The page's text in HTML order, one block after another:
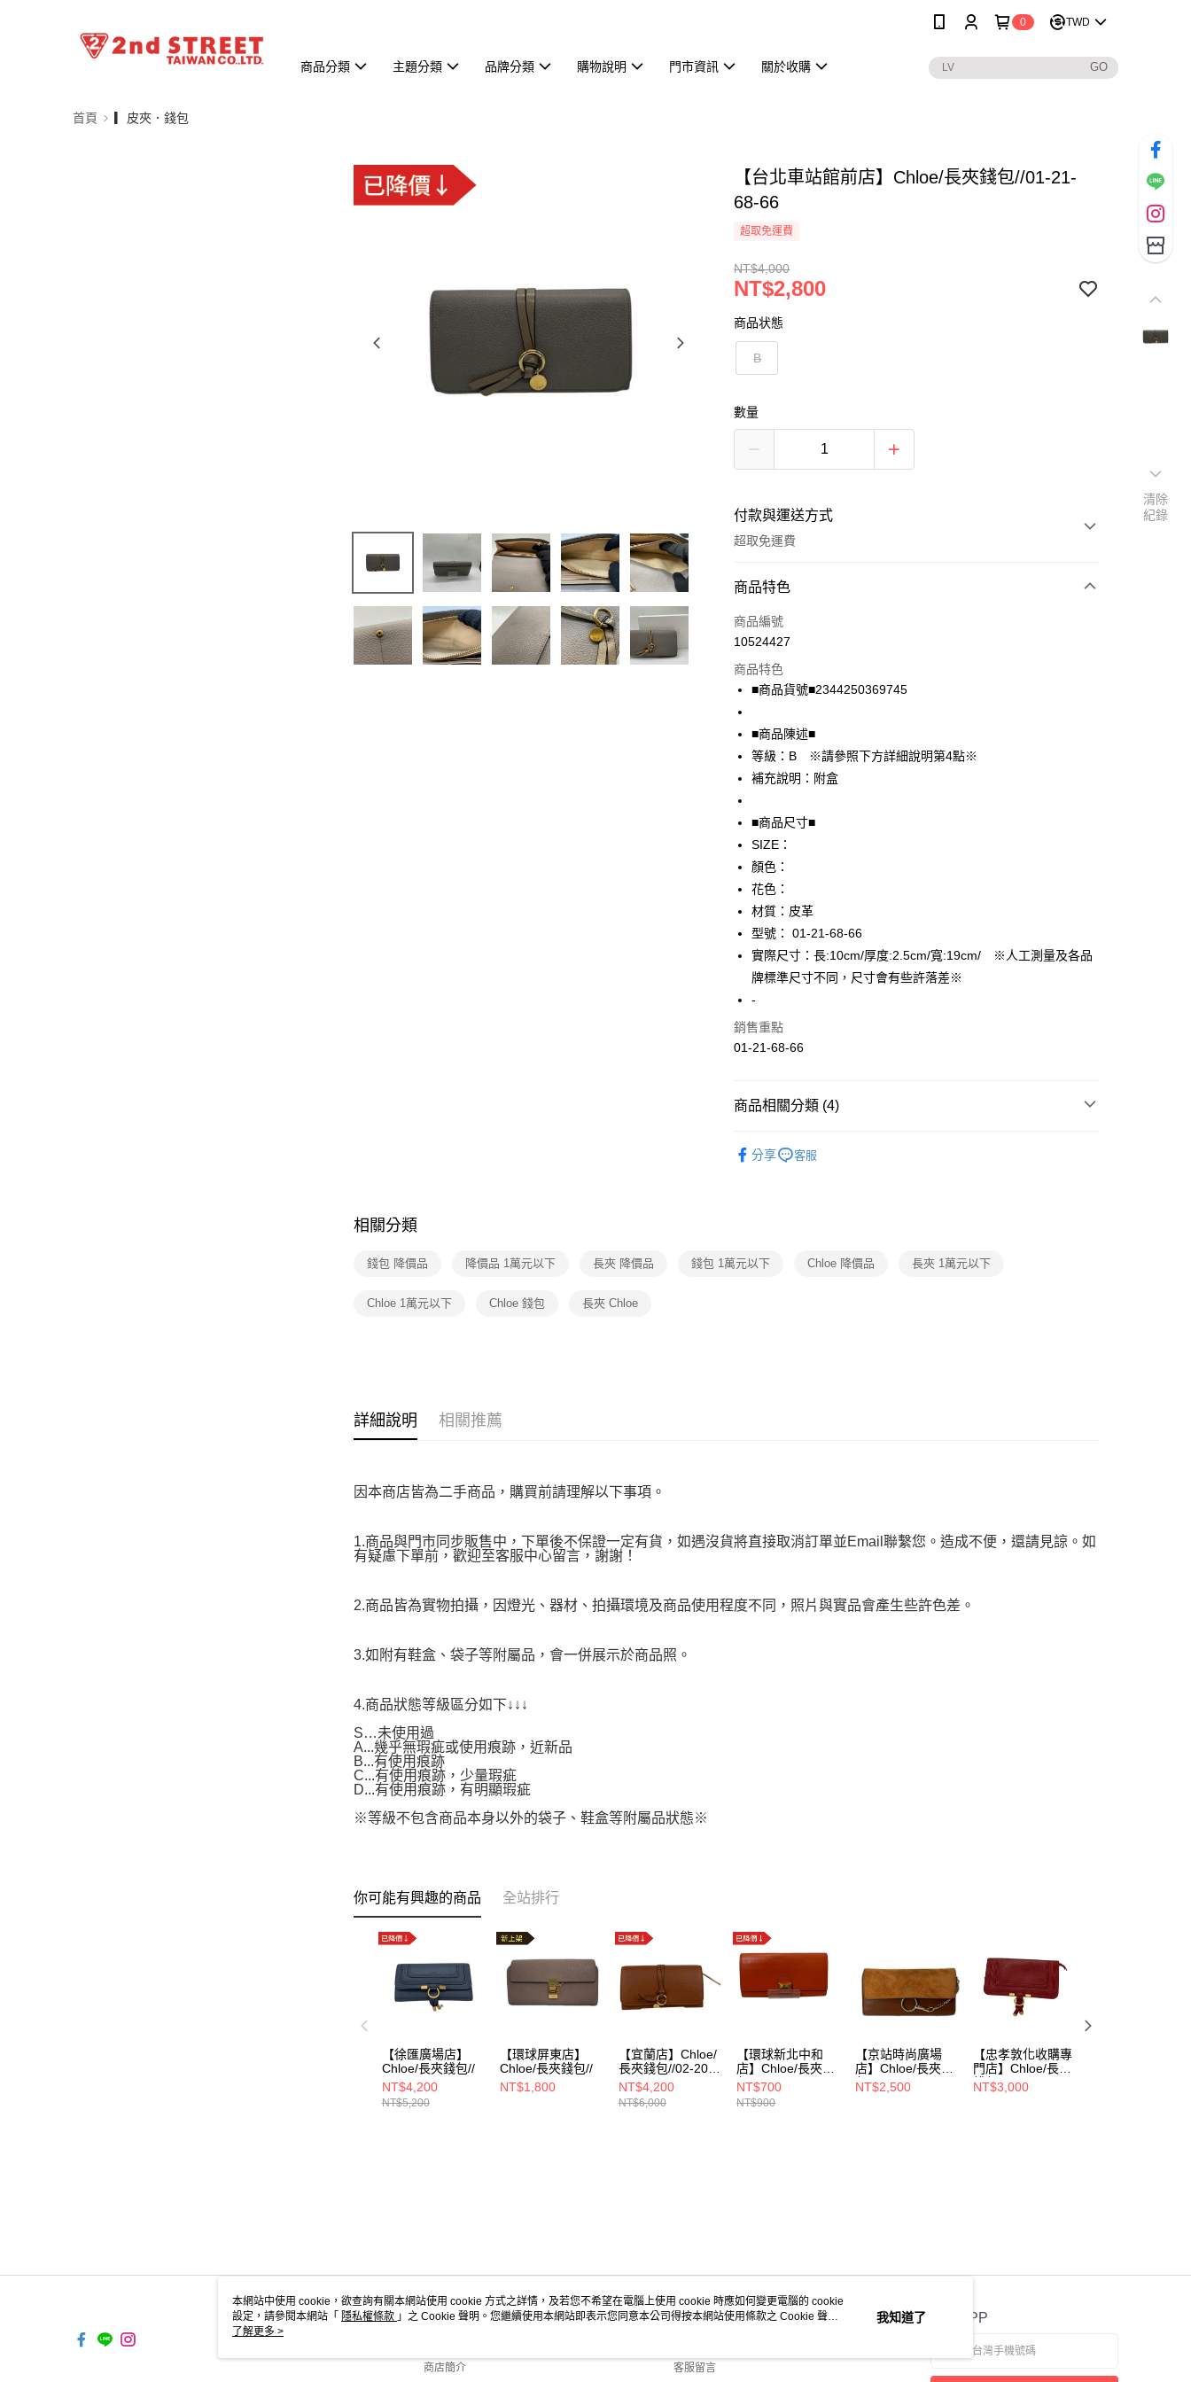
0 TWD
商品分類 主題分類 品牌分類 購物說明 門市資訊 關於收購
首頁 ▎皮夾．錢包
【台北車站館前店】Chloe/長夾錢包//01-21-
68-66
超取免運費
NT$4,000
NT$2,800
商品状態
B
數量
付款與運送方式
超取免運費
付款方式
信用卡一次付款
LINE Pay
Apple Pay
街口支付
悠遊付
全盈+PAY
AFTEE先享後付
相關說明
【關於「AFTEE先享後付」】
AFTEE先享後付是「在收到商品之後才付款」的支付方式。 讓您購物簡單
便利好安心！
１．簡單：不需註冊會員、不需綁卡、不需儲值。
２．便利：只要手機號碼，簡訊認證，即可結帳。
【「AFTEE先享後付」結帳流程】
付」結帳頁面，進行簡訊認證並確認金額後，即可完成結帳。
２．訂單成立數日內，您將收到繳費通知簡訊。
絡購買商品的店家。未經商家同意取消之訂單仍視為有效，需透過AFTEE
是否繳費成功／繳費後需取消欲退款等相關疑問，請聯繫「AFTEE先享後
２．關於個人資料處理事宜，請瀏覽以下網址：
運送方式
全家取貨付款
免運費
免運費
免運費
商品特色
商品編號
10524427
商品特色
■商品貨號■2344250369745
■商品陳述■
等級：B ※請參照下方詳細說明第4點※
補充說明：附盒
■商品尺寸■
SIZE：
顏色：
花色：
材質：皮革
型號： 01-21-68-66
實際尺寸：長:10cm/厚度:2.5cm/寬:19cm/ ※人工測量及各品
牌標準尺寸不同，尺寸會有些許落差※
-
銷售重點
01-21-68-66
商品相關分類 (4)
分享 客服
相關分類
錢包 降價品 降價品 1萬元以下 長夾 降價品 錢包 1萬元以下 Chloe 降價品 長夾 1萬元以下
Chloe 1萬元以下 Chloe 錢包 長夾 Chloe
詳細說明 相關推薦
因本商店皆為二手商品，購買前請理解以下事項。
1.商品與門市同步販售中，下單後不保證一定有貨，如遇沒貨將直接取消訂單並Email聯繫您。造成不便，還請見諒。如
有疑慮下單前，歡迎至客服中心留言，謝謝！
2.商品皆為實物拍攝，因燈光、器材、拍攝環境及商品使用程度不同，照片與實品會產生些許色差。
3.如附有鞋盒、袋子等附屬品，會一併展示於商品照。
4.商品狀態等級區分如下↓↓↓
S…未使用過
A...幾乎無瑕疵或使用痕跡，近新品
B...有使用痕跡
C...有使用痕跡，少量瑕疵
D...有使用痕跡，有明顯瑕疵
※等級不包含商品本身以外的袋子、鞋盒等附屬品狀態※
你可能有興趣的商品 全站排行
【徐匯廣場店】
Chloe/長夾錢包//
NT$4,200
NT$5,200
【環球屏東店】
Chloe/長夾錢包//
NT$1,800
【宜蘭店】Chloe/
長夾錢包//02-20-
60-65
NT$4,200
NT$6,000
【環球新北中和
店】Chloe/長夾錢
包//3P0666
NT$700
NT$900
【京站時尚廣場
店】Chloe/長夾錢
包//b4yns4
NT$2,500
【忠孝敦化收購專
門店】Chloe/長夾
錢包//B18G17
NT$3,000
關於我們
商店簡介
客服資訊
客服留言
官方APP
清除
紀錄
本網站中使用 cookie，欲查詢有關本網站使用 cookie 方式之詳情，及若您不希望在電腦上使用 cookie 時應如何變更電腦的 cookie
設定，請參閱本網站「 隱私權條款 」之 Cookie 聲明。您繼續使用本網站即表示您同意本公司得按本網站使用條款之 Cookie 聲明
使用 cookie。
了解更多 >
我知道了